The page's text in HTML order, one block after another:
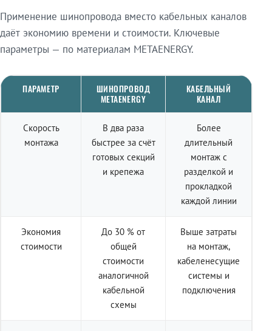
Применение шинопровода вместо кабельных каналов
даёт экономию времени и стоимости. Ключевые
параметры — по материалам METAENERGY.
ПАРАМЕТР
ШИНОПРОВОД
METAENERGY
КАБЕЛЬНЫЙ
КАНАЛ
Скорость
монтажа
В два раза
быстрее за счёт
готовых секций
и крепежа
Более
длительный
монтаж с
разделкой и
прокладкой
каждой линии
Экономия
стоимости
До 30 % от
общей
стоимости
аналогичной
кабельной
схемы
Выше затраты
на монтаж,
кабеленесущие
системы и
подключения